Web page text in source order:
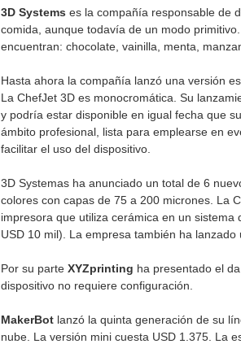
3D Systems es la compañía responsable de
comida, aunque todavía de un modo
encuentran: chocolate, vainilla, menta,
Hasta ahora la compañía lanzó una versión
La ChefJet 3D es monocromática. Su
y podría estar disponible en igual fecha que
ámbito profesional, lista para emplearse en
facilitar el uso del dispositivo.
3D Systemas ha anunciado un total de 6
colores con capas de 75 a 200 micrones. La
impresora que utiliza cerámica en un
USD 10 mil). La empresa también ha
Por su parte XYZprinting ha presentado el
dispositivo no requiere configuración.
MakerBot lanzó la quinta generación de su
nube. La versión mini cuesta USD 1.375. La